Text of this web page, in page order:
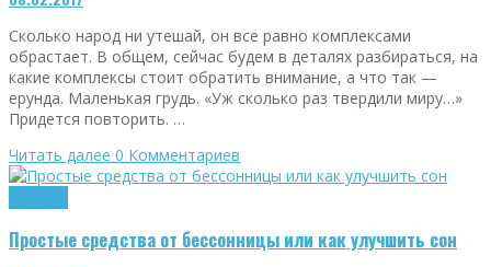
Сколько народ ни утешай, он все равно комплексами
обрастает. В общем, сейчас будем в деталях разбираться, на
какие комплексы стоит обратить внимание, а что так —
ерунда. Маленькая грудь. «Уж сколько раз твердили миру…»
Придется повторить. …
Читать далее 0 Комментариев
Простые средства от бессонницы или как улучшить сон